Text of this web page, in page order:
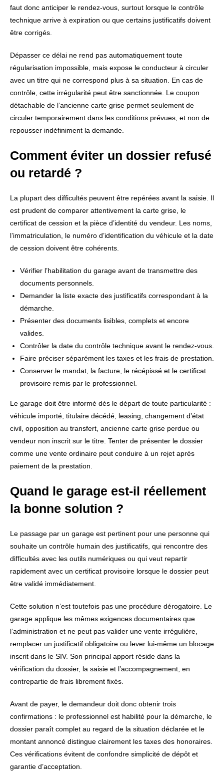
faut donc anticiper le rendez-vous, surtout lorsque le contrôle
technique arrive à expiration ou que certains justificatifs doivent
être corrigés.
Dépasser ce délai ne rend pas automatiquement toute
régularisation impossible, mais expose le conducteur à circuler
avec un titre qui ne correspond plus à sa situation. En cas de
contrôle, cette irrégularité peut être sanctionnée. Le coupon
détachable de l’ancienne carte grise permet seulement de
circuler temporairement dans les conditions prévues, et non de
repousser indéfiniment la demande.
Comment éviter un dossier refusé
ou retardé ?
La plupart des difficultés peuvent être repérées avant la saisie. Il
est prudent de comparer attentivement la carte grise, le
certificat de cession et la pièce d’identité du vendeur. Les noms,
l’immatriculation, le numéro d’identification du véhicule et la date
de cession doivent être cohérents.
Vérifier l’habilitation du garage avant de transmettre des
documents personnels.
Demander la liste exacte des justificatifs correspondant à la
démarche.
Présenter des documents lisibles, complets et encore
valides.
Contrôler la date du contrôle technique avant le rendez-vous.
Faire préciser séparément les taxes et les frais de prestation.
Conserver le mandat, la facture, le récépissé et le certificat
provisoire remis par le professionnel.
Le garage doit être informé dès le départ de toute particularité :
véhicule importé, titulaire décédé, leasing, changement d’état
civil, opposition au transfert, ancienne carte grise perdue ou
vendeur non inscrit sur le titre. Tenter de présenter le dossier
comme une vente ordinaire peut conduire à un rejet après
paiement de la prestation.
Quand le garage est-il réellement
la bonne solution ?
Le passage par un garage est pertinent pour une personne qui
souhaite un contrôle humain des justificatifs, qui rencontre des
difficultés avec les outils numériques ou qui veut repartir
rapidement avec un certificat provisoire lorsque le dossier peut
être validé immédiatement.
Cette solution n’est toutefois pas une procédure dérogatoire. Le
garage applique les mêmes exigences documentaires que
l’administration et ne peut pas valider une vente irrégulière,
remplacer un justificatif obligatoire ou lever lui-même un blocage
inscrit dans le SIV. Son principal apport réside dans la
vérification du dossier, la saisie et l’accompagnement, en
contrepartie de frais librement fixés.
Avant de payer, le demandeur doit donc obtenir trois
confirmations : le professionnel est habilité pour la démarche, le
dossier paraît complet au regard de la situation déclarée et le
montant annoncé distingue clairement les taxes des honoraires.
Ces vérifications évitent de confondre simplicité de dépôt et
garantie d’acceptation.